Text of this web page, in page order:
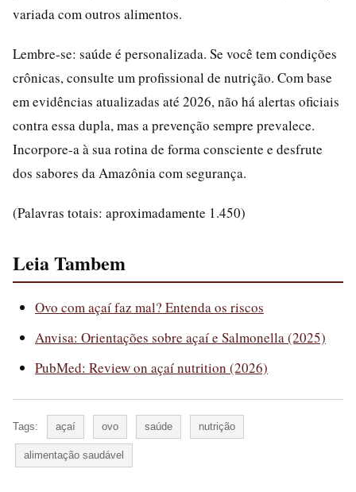
variada com outros alimentos.
Lembre-se: saúde é personalizada. Se você tem condições
crônicas, consulte um profissional de nutrição. Com base
em evidências atualizadas até 2026, não há alertas oficiais
contra essa dupla, mas a prevenção sempre prevalece.
Incorpore-a à sua rotina de forma consciente e desfrute
dos sabores da Amazônia com segurança.
(Palavras totais: aproximadamente 1.450)
Leia Tambem
Ovo com açaí faz mal? Entenda os riscos
Anvisa: Orientações sobre açaí e Salmonella (2025)
PubMed: Review on açaí nutrition (2026)
Tags: açaí ovo saúde nutrição
alimentação saudável